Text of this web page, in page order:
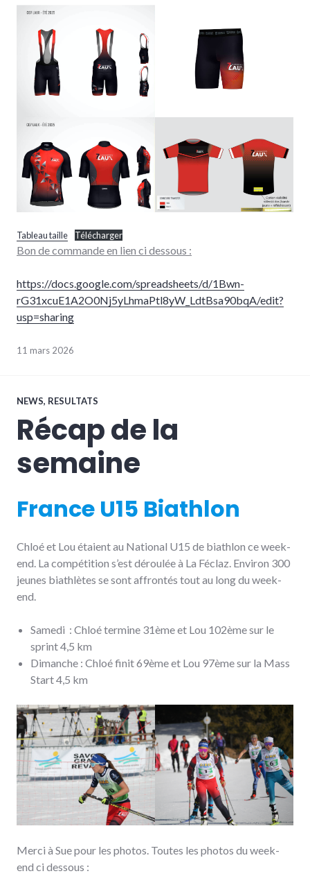
Tableau taille Télécharger
Bon de commande en lien ci dessous :
https://docs.google.com/spreadsheets/d/1Bwn-
rG31xcuE1A2O0Nj5yLhmaPtl8yW_LdtBsa90bqA/edit?
usp=sharing
11 mars 2026
NEWS, RESULTATS
Récap de la
semaine
France U15 Biathlon
Chloé et Lou étaient au National U15 de biathlon ce week-
end. La compétition s’est déroulée à La Féclaz. Environ 300
jeunes biathlètes se sont affrontés tout au long du week-
end.
Samedi : Chloé termine 31ème et Lou 102ème sur le
sprint 4,5 km
Dimanche : Chloé finit 69ème et Lou 97ème sur la Mass
Start 4,5 km
Merci à Sue pour les photos. Toutes les photos du week-
end ci dessous :